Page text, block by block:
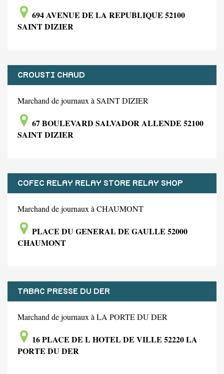
694 AVENUE DE LA REPUBLIQUE 52100
SAINT DIZIER
CROUSTI CHAUD
Marchand de journaux à SAINT DIZIER
67 BOULEVARD SALVADOR ALLENDE 52100
SAINT DIZIER
COFEC RELAY RELAY STORE RELAY SHOP
Marchand de journaux à CHAUMONT
PLACE DU GENERAL DE GAULLE 52000
CHAUMONT
TABAC PRESSE DU DER
Marchand de journaux à LA PORTE DU DER
16 PLACE DE L HOTEL DE VILLE 52220 LA
PORTE DU DER